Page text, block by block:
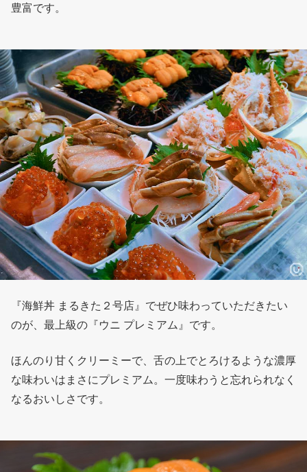
豊富です。
『海鮮丼 まるきた２号店』でぜひ味わっていただきたい
のが、最上級の『ウニ プレミアム』です。
ほんのり甘くクリーミーで、舌の上でとろけるような濃厚
な味わいはまさにプレミアム。一度味わうと忘れられなく
なるおいしさです。